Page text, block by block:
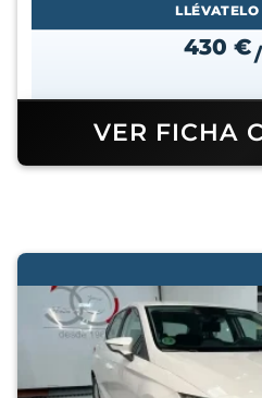
LLÉVATELO
430 €
VER FICHA